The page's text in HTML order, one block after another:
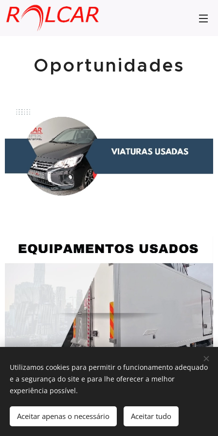
Oportunidades
2026 Rolcar - Comércio e Indústria de Automóveis, Lda.. Todos
os direitosreservados.
Cookies
Utilizamos cookies para permitir o funcionamento adequado
e a segurança do site e para lhe oferecer a melhor
experiência possível.
Aceitar apenas o necessário Aceitar tudo